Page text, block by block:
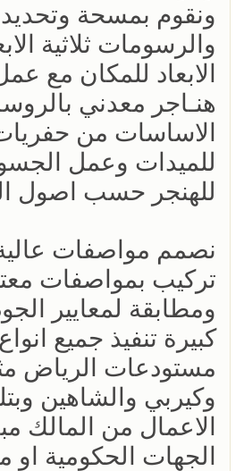
ونقوم بمسحة
والرسومات ثلاثية
الابعاد للمكان مع
هنـاجر معدني
الاساسات من
للميدات وعمل
للهنجر حسب اصول
نصمم مواصفات
تركيب بمواصفات
ومطابقة لمعايير
كبيرة تنفيذ جميع
مستودعات الرياض
وكيربي والشاهين
الاعمال من المالك
الجهات الحكومية